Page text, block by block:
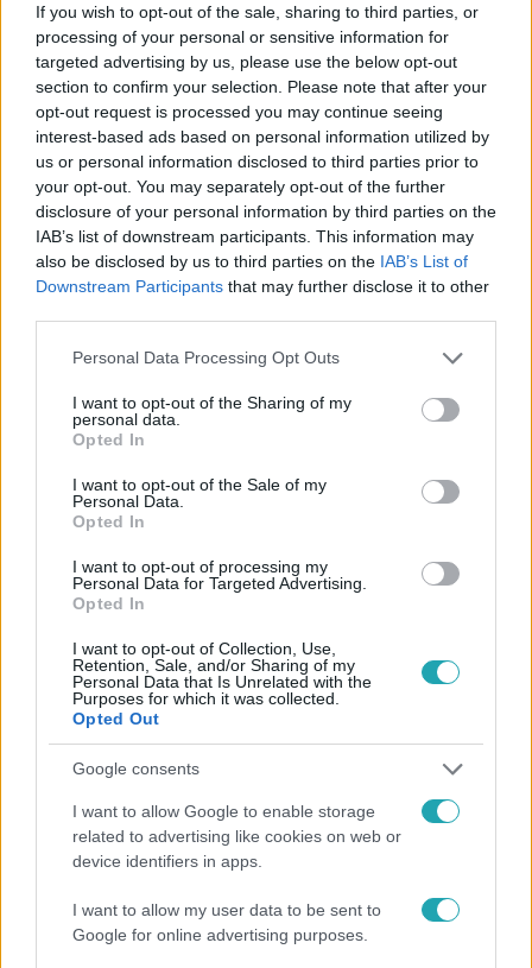
If you wish to opt-out of the sale, sharing to third parties, or
processing of your personal or sensitive information for
targeted advertising by us, please use the below opt-out
section to confirm your selection. Please note that after your
opt-out request is processed you may continue seeing
interest-based ads based on personal information utilized by
us or personal information disclosed to third parties prior to
your opt-out. You may separately opt-out of the further
disclosure of your personal information by third parties on the
IAB’s list of downstream participants. This information may
also be disclosed by us to third parties on the IAB’s List of
Downstream Participants that may further disclose it to other
Please note that this website/app uses one or more Google
not limited to your visit or usage behaviour. You may click to
grant or deny consent to Google and its third-party tags to
use your data for below specified purposes in below Google
consent section.
Personal Data Processing Opt Outs
I want to opt-out of the Sharing of my
personal data.
Opted In
I want to opt-out of the Sale of my
Personal Data.
Opted In
I want to opt-out of processing my
Personal Data for Targeted Advertising.
Opted In
I want to opt-out of Collection, Use,
Retention, Sale, and/or Sharing of my
Personal Data that Is Unrelated with the
Purposes for which it was collected.
Opted Out
Google consents
I want to allow Google to enable storage
related to advertising like cookies on web or
device identifiers in apps.
I want to allow my user data to be sent to
Google for online advertising purposes.
Itt állítsd be, hogy az RTL.hu az elsők között
legyen a Google-találatokban!
Kövess minket, és értesülj a friss hírekről a
HÍRADÓ #
BALESET-BŰNÜGY # BŰNÜGY
KIRABOLTÁK #LOPÁS #IDŐS ASSZONY